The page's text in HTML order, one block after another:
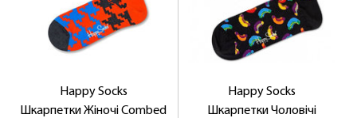
Happy Socks
Шкарпетки Жіночі Combed
Happy Socks
Шкарпетки Чоловічі